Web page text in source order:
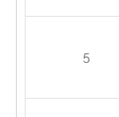
5